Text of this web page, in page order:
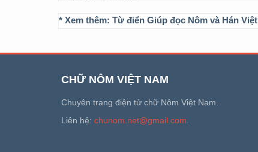
* Xem thêm: Từ điển Giúp đọc Nôm và Hán Việt
CHỮ NÔM VIỆT NAM
Chuyên trang điện tử chữ Nôm Việt Nam.
Liên hệ: chunom.net@gmail.com